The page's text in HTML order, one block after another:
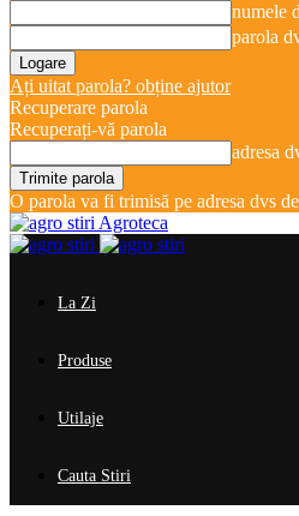
numele
parola
Ați uitat parola? obține ajutor
Recuperare parola
Recuperați-vă parola
adresa
O parola va fi trimisă pe adresa dvs
Agroteca
La Zi
Produse
Utilaje
Cauta Stiri